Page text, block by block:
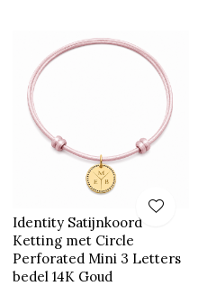
Identity Satijnkoord
Ketting met Circle
Perforated Mini 3 Letters
bedel 14K Goud